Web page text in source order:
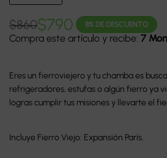
$860$790 8% DE DESCUENTO
Compra este artículo y recibe: 7
Eres un fierroviejero y tu chamba es
refrigeradores, estufas o algún fierro ya
logras cumplir tus misiones y llevarte el
Incluye Fierro Viejo: Expansión París.